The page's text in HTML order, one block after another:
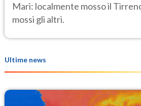
Mari: localmente mosso il
mossi gli altri.
Ultime news